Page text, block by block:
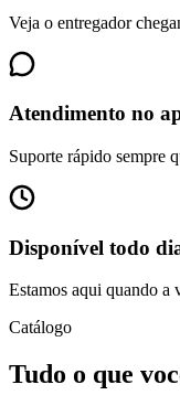
Veja o entregador
Atendimento no
Suporte rápido sempre
Disponível todo
Estamos aqui quando a
Catálogo
Tudo o que